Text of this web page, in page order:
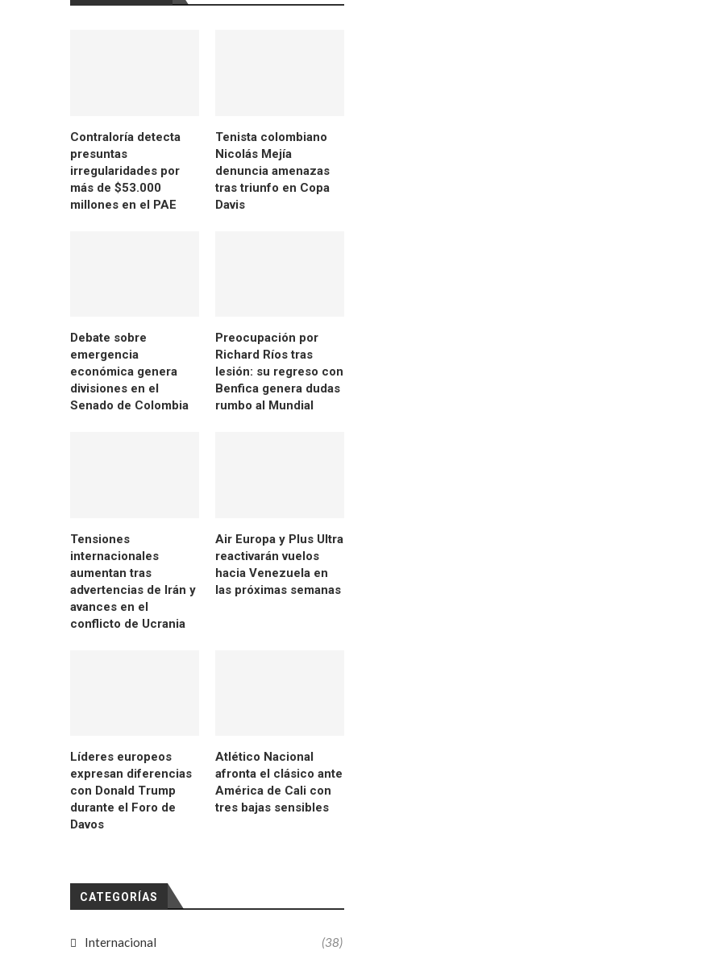
Contraloría detecta
presuntas
irregularidades por
más de $53.000
millones en el PAE
Tenista colombiano
Nicolás Mejía
denuncia amenazas
tras triunfo en Copa
Davis
Debate sobre
emergencia
económica genera
divisiones en el
Senado de Colombia
Preocupación por
Richard Ríos tras
lesión: su regreso con
Benfica genera dudas
rumbo al Mundial
Tensiones
internacionales
aumentan tras
advertencias de Irán y
avances en el
conflicto de Ucrania
Air Europa y Plus Ultra
reactivarán vuelos
hacia Venezuela en
las próximas semanas
Líderes europeos
expresan diferencias
con Donald Trump
durante el Foro de
Davos
Atlético Nacional
afronta el clásico ante
América de Cali con
tres bajas sensibles
CATEGORÍAS
Internacional (38)